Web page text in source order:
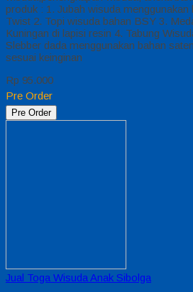
produk : 1. Jubah wisuda
Twist 2. Topi wisuda bahan BSY 3.
Kuningan di lapisi resin 4. Tabung
Slebber dada menggunakan bahan
sesuai keinginan
Rp 95.000
Pre Order
Pre Order
Jual Toga Wisuda Anak Sibolga